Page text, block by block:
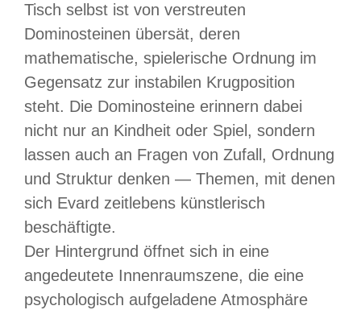
Tisch selbst ist von verstreuten
Dominosteinen übersät, deren
mathematische, spielerische Ordnung im
Gegensatz zur instabilen Krugposition
steht. Die Dominosteine erinnern dabei
nicht nur an Kindheit oder Spiel, sondern
lassen auch an Fragen von Zufall, Ordnung
und Struktur denken — Themen, mit denen
sich Evard zeitlebens künstlerisch
beschäftigte.
Der Hintergrund öffnet sich in eine
angedeutete Innenraumszene, die eine
psychologisch aufgeladene Atmosphäre